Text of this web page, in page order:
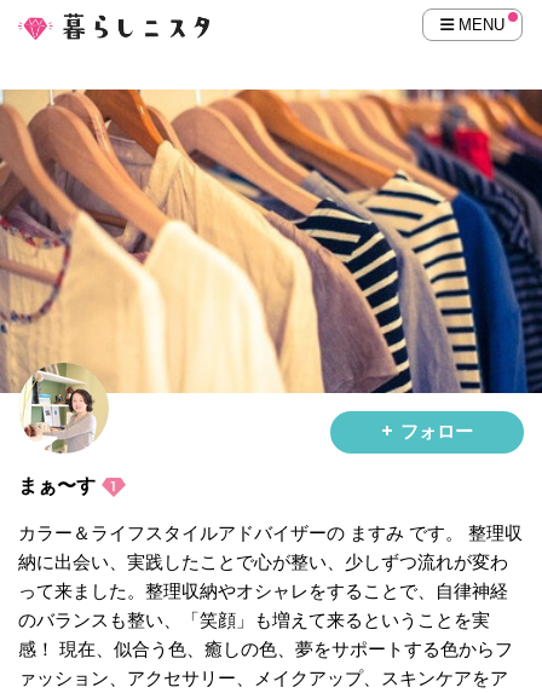
MENU
フォロー
まぁ〜す
カラー＆ライフスタイルアドバイザーの ますみ です。 整理収
納に出会い、実践したことで心が整い、少しずつ流れが変わ
って来ました。整理収納やオシャレをすることで、自律神経
のバランスも整い、「笑顔」も増えて来るということを実
感！ 現在、似合う色、癒しの色、夢をサポートする色からフ
ァッション、アクセサリー、メイクアップ、スキンケアをア